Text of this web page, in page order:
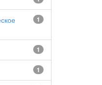
1
1
1